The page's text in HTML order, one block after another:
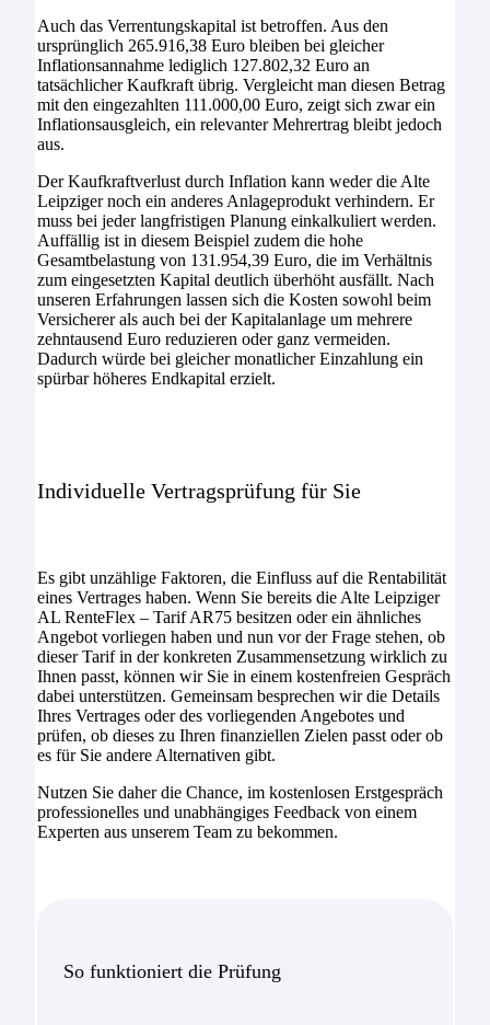
Auch das Verrentungskapital ist betroffen. Aus den
ursprünglich 265.916,38 Euro bleiben bei gleicher
Inflationsannahme lediglich 127.802,32 Euro an
tatsächlicher Kaufkraft übrig. Vergleicht man diesen Betrag
mit den eingezahlten 111.000,00 Euro, zeigt sich zwar ein
Inflationsausgleich, ein relevanter Mehrertrag bleibt jedoch
aus.
Der Kaufkraftverlust durch Inflation kann weder die Alte
Leipziger noch ein anderes Anlageprodukt verhindern. Er
muss bei jeder langfristigen Planung einkalkuliert werden.
Auffällig ist in diesem Beispiel zudem die hohe
Gesamtbelastung von 131.954,39 Euro, die im Verhältnis
zum eingesetzten Kapital deutlich überhöht ausfällt. Nach
unseren Erfahrungen lassen sich die Kosten sowohl beim
Versicherer als auch bei der Kapitalanlage um mehrere
zehntausend Euro reduzieren oder ganz vermeiden.
Dadurch würde bei gleicher monatlicher Einzahlung ein
spürbar höheres Endkapital erzielt.
Individuelle Vertragsprüfung für Sie
Es gibt unzählige Faktoren, die Einfluss auf die Rentabilität
eines Vertrages haben. Wenn Sie bereits die Alte Leipziger
AL RenteFlex – Tarif AR75 besitzen oder ein ähnliches
Angebot vorliegen haben und nun vor der Frage stehen, ob
dieser Tarif in der konkreten Zusammensetzung wirklich zu
Ihnen passt, können wir Sie in einem kostenfreien Gespräch
dabei unterstützen. Gemeinsam besprechen wir die Details
Ihres Vertrages oder des vorliegenden Angebotes und
prüfen, ob dieses zu Ihren finanziellen Zielen passt oder ob
es für Sie andere Alternativen gibt.
Nutzen Sie daher die Chance, im kostenlosen Erstgespräch
professionelles und unabhängiges Feedback von einem
Experten aus unserem Team zu bekommen.
So funktioniert die Prüfung